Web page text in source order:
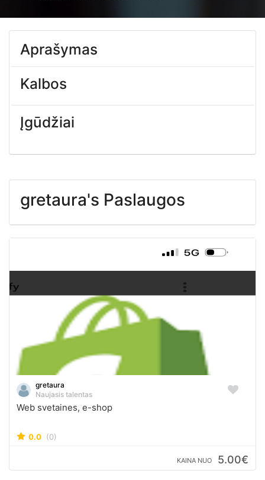
Aprašymas
Kalbos
Įgūdžiai
gretaura's Paslaugos
gretaura
Naujasis talentas
Web svetaines, e-shop
0.0 (0)
KAINA NUO 5.00€